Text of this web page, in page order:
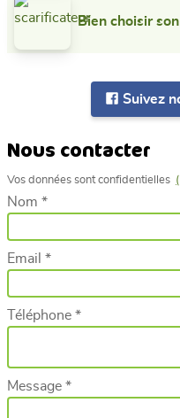
Bien choisir
Suivez
Nous contacter
Vos données sont confidentielles
Nom *
Email *
Téléphone *
Message *